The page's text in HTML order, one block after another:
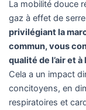
La mobilité douce
gaz à effet de
privilégiant la
commun, vous
qualité de l’air et
Cela a un impact
concitoyens, en
respiratoires et